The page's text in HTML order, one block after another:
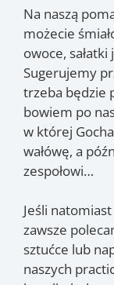
Na naszą
możecie
owoce,
Sugerujemy
trzeba będzie
bowiem po
w której
wałówę, a
zespołowi…
Jeśli
zawsze
sztućce lub
naszych